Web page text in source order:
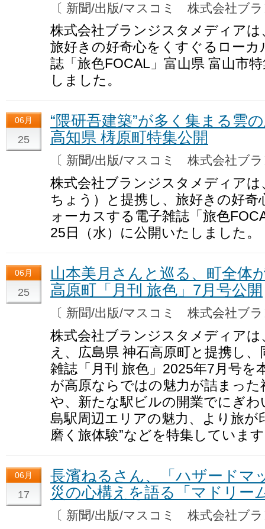
〔 新聞/出版/マスコミ 株式会社ブ
株式会社ブランジスタメディア
旅好きの好奇心をくすぐるロー
誌「旅色FOCAL」富山県 富山市
しました。
06月
25
“隈研吾建築”が多く集まる雲
高知県 梼原町特集公開
〔 新聞/出版/マスコミ 株式会社ブ
株式会社ブランジスタメディア
ちょう）と提携し、旅好きの好
ォーカスする電子雑誌「旅色
25日（水）に公開いたしました。
06月
25
山本美月さんと巡る、町全体
高原町「月刊 旅色」7月号公開
〔 新聞/出版/マスコミ 株式会社ブ
株式会社ブランジスタメディア
え、広島県 神石高原町と提携し
雑誌「月刊 旅色」2025年7月号を
が高原ならではの魅力が詰まっ
や、新たな駅ビルの開業でにぎ
島駅周辺エリアの魅力、より旅が
磨く旅体験”などを特集していま
06月
17
長濱ねるさん、「ハザードマ
災の心構えを語る「マドリー
〔 新聞/出版/マスコミ 株式会社ブ